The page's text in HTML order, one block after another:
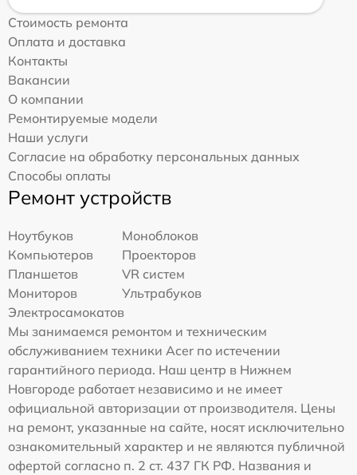
Стоимость ремонта
Оплата и доставка
Контакты
Вакансии
О компании
Ремонтируемые модели
Наши услуги
Согласие на обработку персональных данных
Способы оплаты
Ремонт устройств
Ноутбуков
Моноблоков
Компьютеров
Проекторов
Планшетов
VR систем
Мониторов
Ультрабуков
Электросамокатов
Мы занимаемся ремонтом и техническим
обслуживанием техники Acer по истечении
гарантийного периода. Наш центр в Нижнем
Новгороде работает независимо и не имеет
официальной авторизации от производителя. Цены
на ремонт, указанные на сайте, носят исключительно
ознакомительный характер и не являются публичной
офертой согласно п. 2 ст. 437 ГК РФ. Названия и